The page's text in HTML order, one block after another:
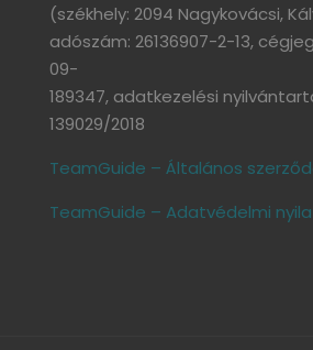
(székhely: 2094 Nagykovácsi,
adószám: 26136907-2-13,
09-
189347, adatkezelési
139029/2018
TeamGuide – Általános
TeamGuide – Adatvédelmi